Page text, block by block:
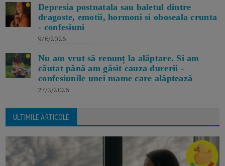
Depresia postnatala sau baletul dintre
dragoste, emotii, hormoni si oboseala crunta
- confesiuni
9/6/2026
Nu am vrut să renunț la alăptare. Si am
căutat până am găsit cauza durerii -
confesiunile unei mame care alăptează
27/3/2026
ULTIMILE ARTICOLE